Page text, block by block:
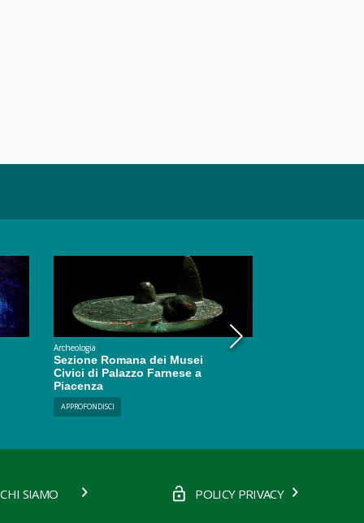
Archeologia
Sezione Romana dei Musei
Civici di Palazzo Farnese a
Piacenza
APPROFONDISCI
CHI SIAMO POLICY PRIVACY